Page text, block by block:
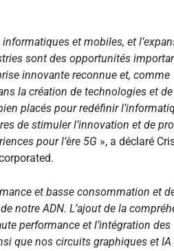
et mobiles, et
sont des opportunités
innovante reconnue et, comme
la création de technologies et
placés pour redéfinir
de stimuler l’innovation et de
pour l’ère 5G », a déclaré
et basse consommation et
notre ADN. L’ajout de la
performance et l’intégration des
que nos circuits graphiques et IA